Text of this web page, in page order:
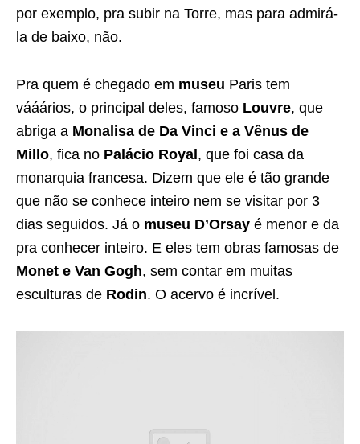
por exemplo, pra subir na Torre, mas para admirá-
la de baixo, não.
Pra quem é chegado em museu Paris tem
vááários, o principal deles, famoso Louvre, que
abriga a Monalisa de Da Vinci e a Vênus de
Millo, fica no Palácio Royal , que foi casa da
monarquia francesa. Dizem que ele é tão grande
que não se conhece inteiro nem se visitar por 3
dias seguidos. Já o museu D’Orsay é menor e da
pra conhecer inteiro. E eles tem obras famosas de
Monet e Van Gogh, sem contar em muitas
esculturas de Rodin. O acervo é incrível.